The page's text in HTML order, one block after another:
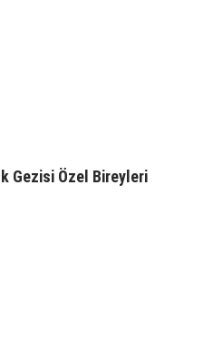
Gezisi Özel Bireyleri